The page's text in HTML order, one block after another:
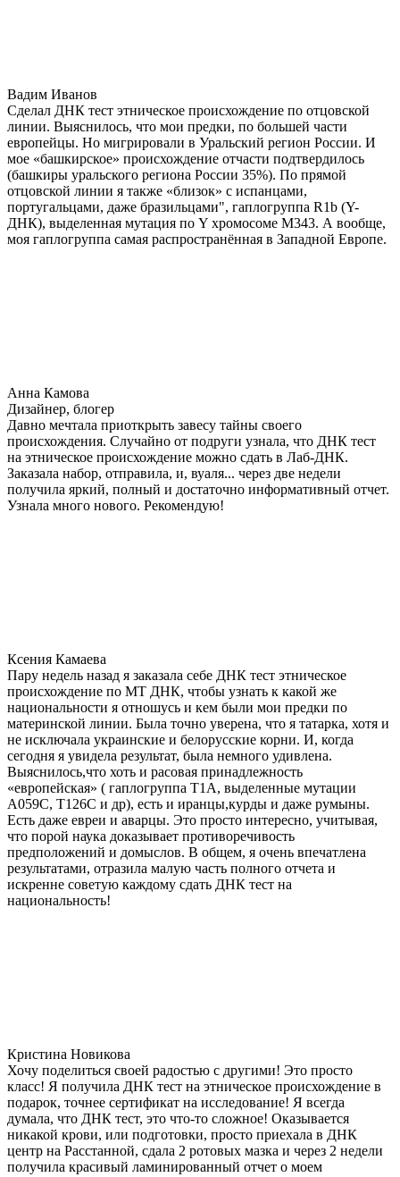
Вадим Иванов
Сделал ДНК тест этническое происхождение по отцовской
линии. Выяснилось, что мои предки, по большей части
европейцы. Но мигрировали в Уральский регион России. И
мое «башкирское» происхождение отчасти подтвердилось
(башкиры уральского региона России 35%). По прямой
отцовской линии я также «близок» с испанцами,
португальцами, даже бразильцами", гаплогруппа R1b (Y-
ДНК), выделенная мутация по Y хромосоме М343. А вообще,
моя гаплогруппа самая распространённая в Западной Европе.
Анна Камова
Дизайнер, блогер
Давно мечтала приоткрыть завесу тайны своего
происхождения. Случайно от подруги узнала, что ДНК тест
на этническое происхождение можно сдать в Лаб-ДНК.
Заказала набор, отправила, и, вуаля... через две недели
получила яркий, полный и достаточно информативный отчет.
Узнала много нового. Рекомендую!
Ксения Камаева
Пару недель назад я заказала себе ДНК тест этническое
происхождение по МТ ДНК, чтобы узнать к какой же
национальности я отношусь и кем были мои предки по
материнской линии. Была точно уверена, что я татарка, хотя и
не исключала украинские и белорусские корни. И, когда
сегодня я увидела результат, была немного удивлена.
Выяснилось,что хоть и расовая принадлежность
«европейская» ( гаплогруппа T1A, выделенные мутации
A059C, T126C и др), есть и иранцы,курды и даже румыны.
Есть даже евреи и аварцы. Это просто интересно, учитывая,
что порой наука доказывает противоречивость
предположений и домыслов. В общем, я очень впечатлена
результатами, отразила малую часть полного отчета и
искренне советую каждому сдать ДНК тест на
национальность!
Кристина Новикова
Хочу поделиться своей радостью с другими! Это просто
класс! Я получила ДНК тест на этническое происхождение в
подарок, точнее сертификат на исследование! Я всегда
думала, что ДНК тест, это что-то сложное! Оказывается
никакой крови, или подготовки, просто приехала в ДНК
центр на Расстанной, сдала 2 ротовых мазка и через 2 недели
получила красивый ламинированный отчет о моем